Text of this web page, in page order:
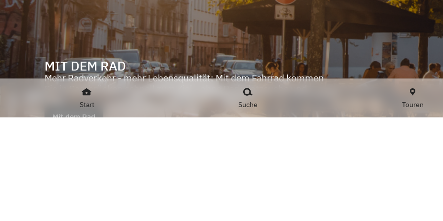
MIT DEM RAD
Mehr Radverkehr - mehr Lebensqualität: Mit dem Fahrrad kommen
Sie in Saarbrücken schnell zum Ziel - ohne Parkplatzsuche und
Mit dem Rad
Start Suche Touren